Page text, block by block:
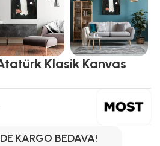
Klasik Kanvas
KARGO BEDAVA!